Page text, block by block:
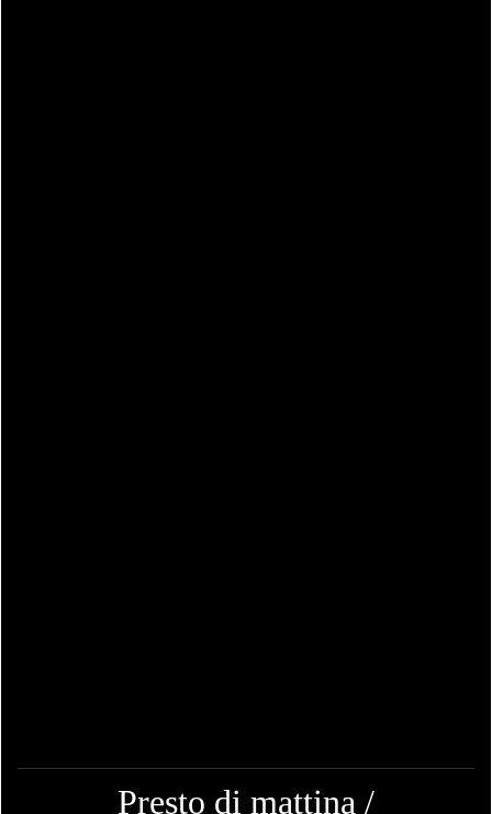
Presto di mattina /